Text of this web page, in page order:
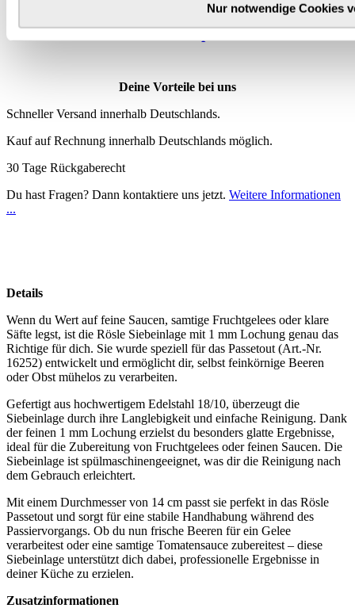
Nur notwendige Cookies
hier
deine Produktprämie
Deine Vorteile bei uns
Schneller Versand innerhalb Deutschlands.
Kauf auf Rechnung innerhalb Deutschlands möglich.
30 Tage Rückgaberecht
Du hast Fragen? Dann kontaktiere uns jetzt. Weitere Informationen
...
Details
Wenn du Wert auf feine Saucen, samtige Fruchtgelees oder klare
Säfte legst, ist die Rösle Siebeinlage mit 1 mm Lochung genau das
Richtige für dich. Sie wurde speziell für das Passetout (Art.-Nr.
16252) entwickelt und ermöglicht dir, selbst feinkörnige Beeren
oder Obst mühelos zu verarbeiten.
Gefertigt aus hochwertigem Edelstahl 18/10, überzeugt die
Siebeinlage durch ihre Langlebigkeit und einfache Reinigung. Dank
der feinen 1 mm Lochung erzielst du besonders glatte Ergebnisse,
ideal für die Zubereitung von Fruchtgelees oder feinen Saucen. Die
Siebeinlage ist spülmaschinengeeignet, was dir die Reinigung nach
dem Gebrauch erleichtert.
Mit einem Durchmesser von 14 cm passt sie perfekt in das Rösle
Passetout und sorgt für eine stabile Handhabung während des
Passiervorgangs. Ob du nun frische Beeren für ein Gelee
verarbeitest oder eine samtige Tomatensauce zubereitest – diese
Siebeinlage unterstützt dich dabei, professionelle Ergebnisse in
deiner Küche zu erzielen.
Zusatzinformationen